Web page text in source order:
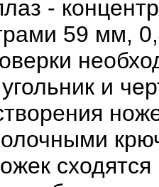
-
59 мм,
и